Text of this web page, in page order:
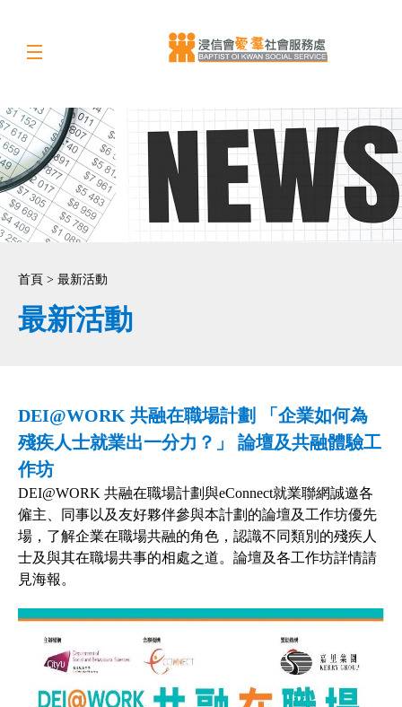
首頁 > 最新活動
最新活動
DEI@WORK 共融在職場計劃 「企業如何為
殘疾人士就業出一分力？」 論壇及共融體驗工
作坊
DEI@WORK 共融在職場計劃與eConnect就業聯網誠邀各
僱主、同事以及友好夥伴參與本計劃的論壇及工作坊優先
場，了解企業在職場共融的角色，認識不同類別的殘疾人
士及與其在職場共事的相處之道。論壇及各工作坊詳情請
見海報。